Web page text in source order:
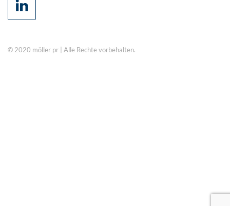
© 2020 möller pr | Alle Rechte vorbehalten.